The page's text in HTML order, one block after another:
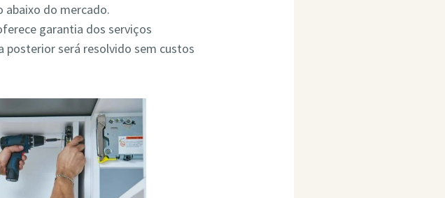
abaixo do mercado.
garantia dos serviços
posterior será resolvido sem custos